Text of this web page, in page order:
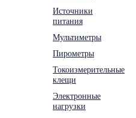
Источники
питания
Мультиметры
Пирометры
Токоизмерительные
клещи
Электронные
нагрузки